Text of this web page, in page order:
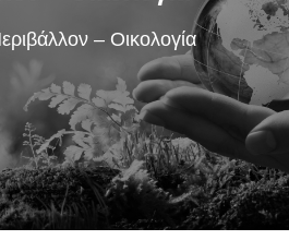
– Οικολογία